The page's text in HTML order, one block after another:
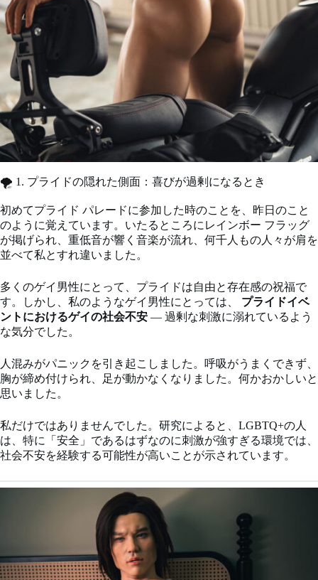
🌪️ 1. プライドの隠れた側面：喜びが過剰になるとき
初めてプライド パレードに参加した時のことを、昨日のこと
のように覚えています。いたるところにレインボー フラッグ
が掲げられ、重低音が響く音楽が流れ、何千人もの人々が肩を
並べて私とすれ違いました。
多くのゲイ男性にとって、プライドは自由と存在感の祝福で
す。しかし、私のようなゲイ男性にとっては、 プライドイベ
ントにおけるゲイの社会不安 — 過剰な刺激に溺れているよう
な気分でした。
人混みがパニックを引き起こしました。呼吸がうまくできず、
胸が締め付けられ、足が動かなくなりました。何かおかしいと
思いました。
私だけではありませんでした。研究によると、LGBTQ+の人
は、特に「安全」であるはずなのに刺激が強すぎる環境では、
社会不安を経験する可能性が高いことが示されています。